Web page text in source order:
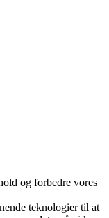
og forbedre vores
teknologier til at